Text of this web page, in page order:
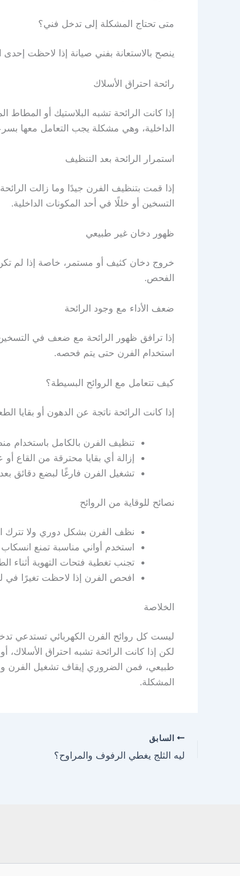
متى تحتاج المشكلة إلى تدخل فني؟
ينصح بالاستعانة بفني صيانة إذا لاحظت إحدى
رائحة احتراق الأسلاك
إذا كانت الرائحة تشبه البلاستيك أو المطاط
الداخلية، وهي مشكلة يجب التعامل معها
استمرار الرائحة بعد التنظيف
إذا قمت بتنظيف الفرن جيدًا وما زالت
التسخين أو خللًا في أحد المكونات الداخلية.
ظهور دخان غير طبيعي
خروج دخان كثيف أو مستمر، خاصة إذا لم
الفحص.
ضعف الأداء مع وجود الرائحة
إذا ترافق ظهور الرائحة مع ضعف في
استخدام الفرن حتى يتم فحصه.
كيف تتعامل مع الروائح البسيطة؟
إذا كانت الرائحة ناتجة عن الدهون أو بقايا
تنظيف الفرن بالكامل
إزالة أي بقايا محترقة من القاع
تشغيل الفرن فارغًا لبضع دقائق
نصائح للوقاية من الروائح
نظف الفرن بشكل دوري ولا تترك
استخدم أواني مناسبة تمنع
تجنب تغطية فتحات التهوية أثناء
افحص الفرن إذا لاحظت تغيرًا في
الخلاصة
ليست كل روائح الفرن الكهربائي تستدعي تدخل
لكن إذا كانت الرائحة تشبه احتراق
طبيعي، فمن الضروري إيقاف تشغيل
المشكلة.
السابق
ليه الثلج يغطي الرفوف والمراوح؟